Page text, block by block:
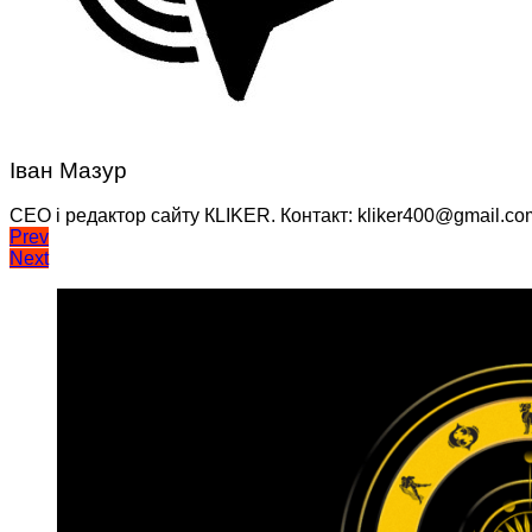
Іван Мазур
CEO і редактор сайту КLIKER. Контакт:
Навігація
записів
Prev
Next